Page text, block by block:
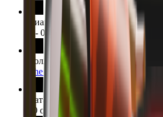
Диапазон Float
0 - 0.58
Коллекция
The Overpass 2024 Collection
Дата выпуска
10 октября 2024 г.